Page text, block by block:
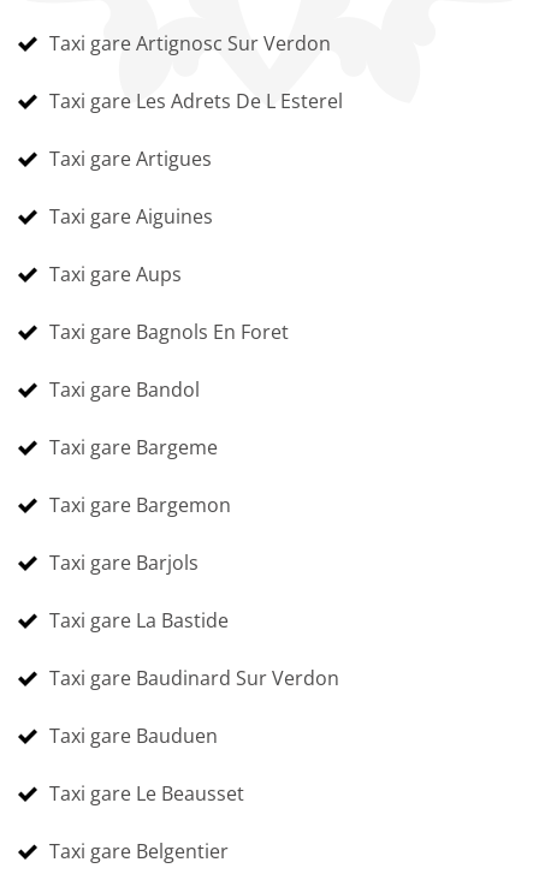
Taxi gare Artignosc Sur Verdon
Taxi gare Les Adrets De L Esterel
Taxi gare Artigues
Taxi gare Aiguines
Taxi gare Aups
Taxi gare Bagnols En Foret
Taxi gare Bandol
Taxi gare Bargeme
Taxi gare Bargemon
Taxi gare Barjols
Taxi gare La Bastide
Taxi gare Baudinard Sur Verdon
Taxi gare Bauduen
Taxi gare Le Beausset
Taxi gare Belgentier